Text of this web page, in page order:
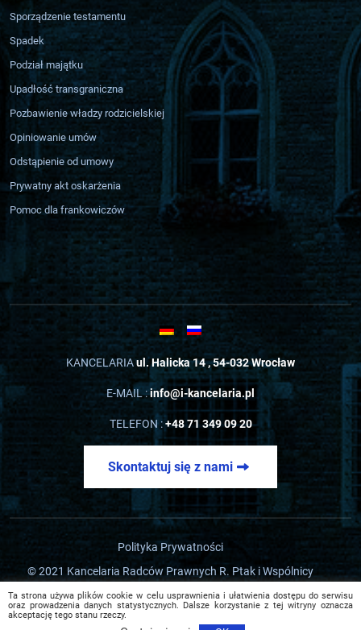
Sporządzenie testamentu
Spadek
Podział majątku
Upadłość transgraniczna
Pozbawienie władzy rodzicielskiej
Opiniowanie umów
Odstąpienie od umowy
Prywatny akt oskarżenia
Pomoc dla frankowiczów
KANCELARIAul. Halicka 14 , 54-032 Wrocław
E-MAIL :info@i-kancelaria.pl
TELEFON :+48 71 349 09 20
Skontaktuj się z nami
Polityka Prywatności
© 2021 Kancelaria Radców Prawnych R. Ptak i Wspólnicy
Realizacja stronyafterweb
Ta strona używa plików cookie w celu usprawnienia i ułatwienia dostępu do serwisu
oraz prowadzenia danych statystycznych. Dalsze korzystanie z tej witryny oznacza
akceptację tego stanu rzeczy.